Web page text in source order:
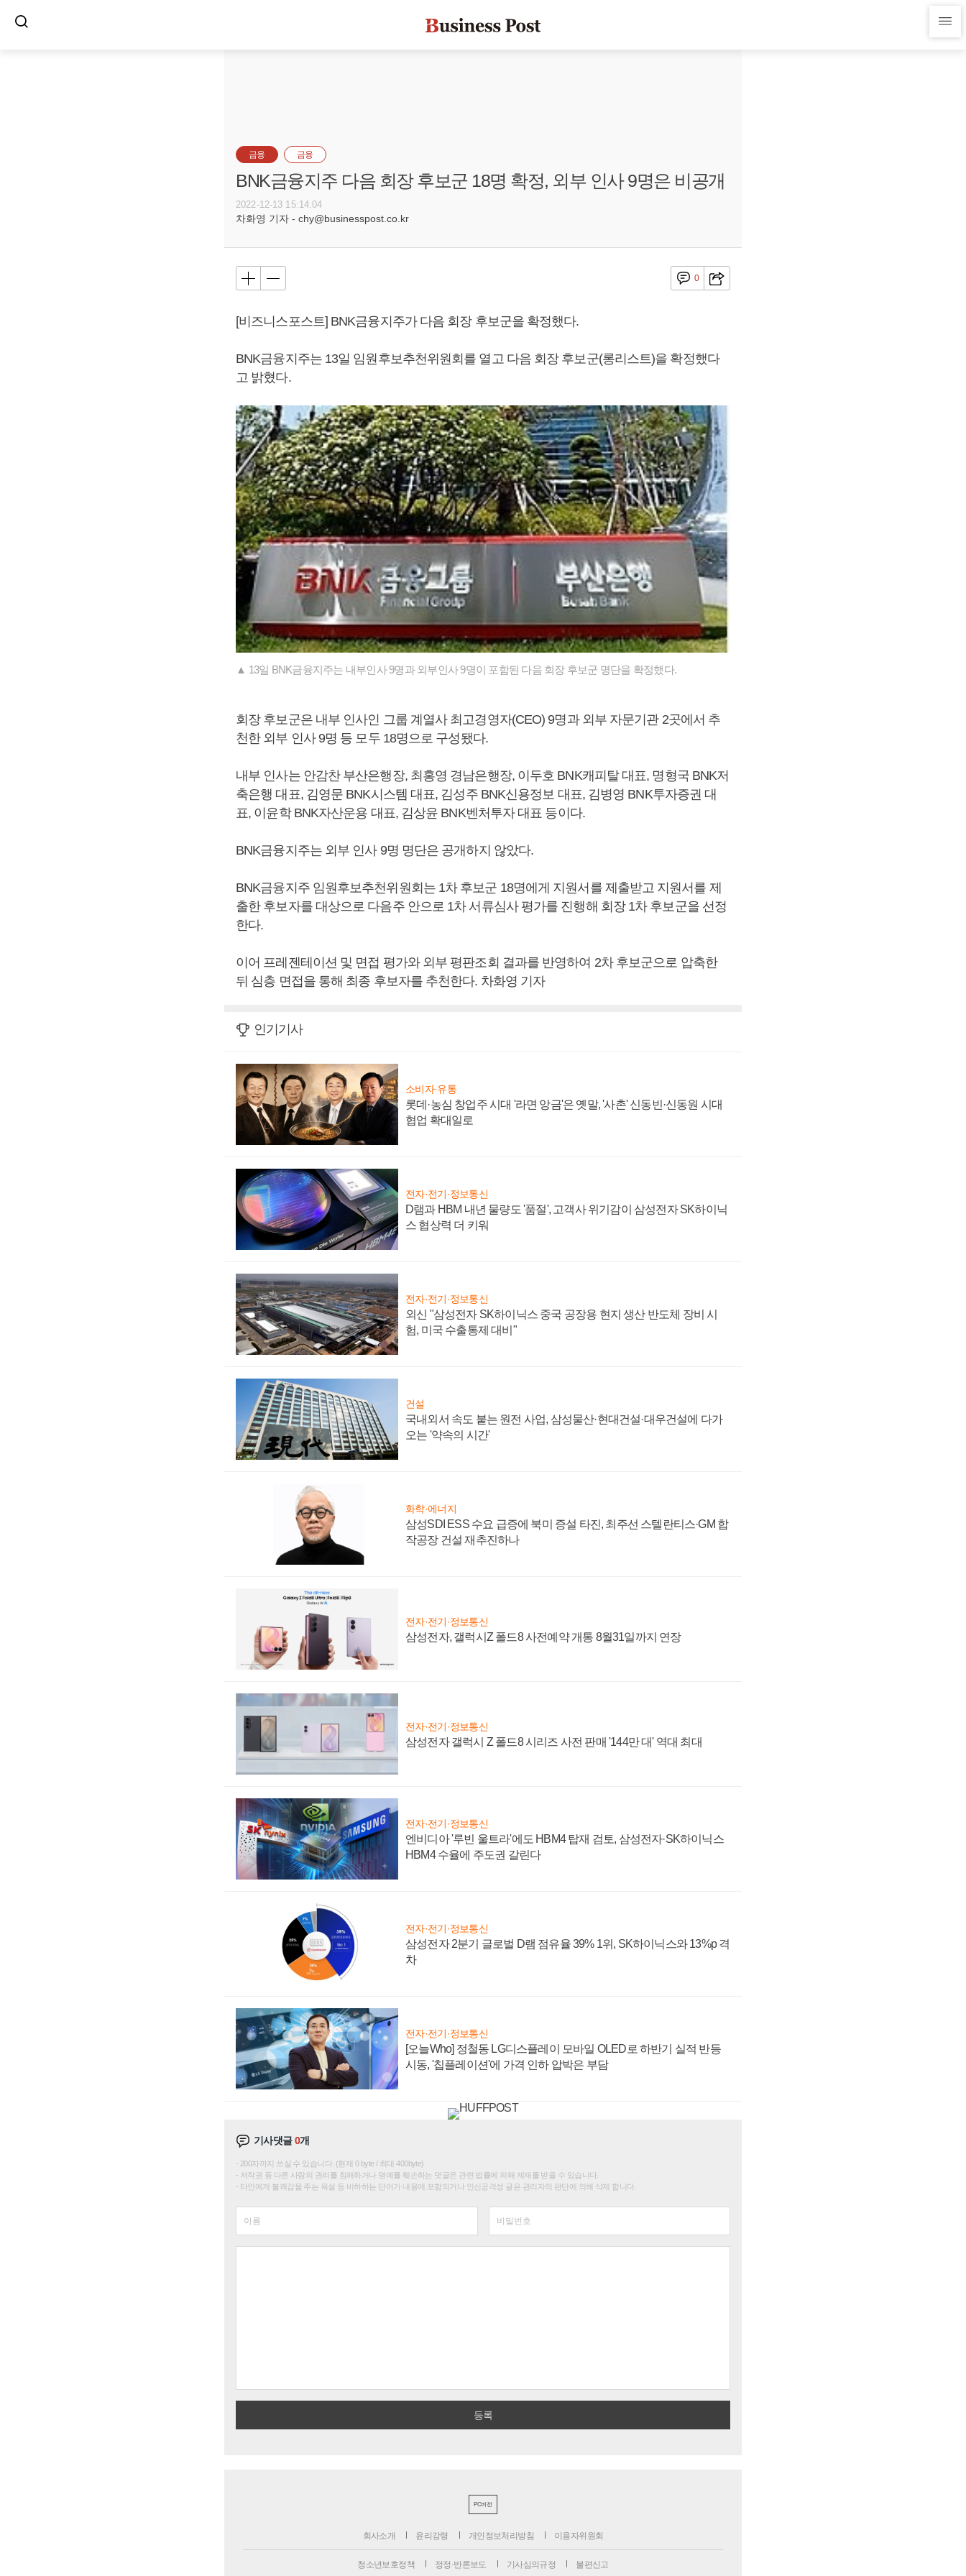
금융 금융
BNK금융지주 다음 회장 후보군 18명 확정, 외부 인사 9명은 비공개
2022-12-13 15:14:04
차화영 기자 - chy@businesspost.co.kr
0
[비즈니스포스트] BNK금융지주가 다음 회장 후보군을 확정했다.
BNK금융지주는 13일 임원후보추천위원회를 열고 다음 회장 후보군(롱리스트)을 확정했다
고 밝혔다.
▲ 13일 BNK금융지주는 내부인사 9명과 외부인사 9명이 포함된 다음 회장 후보군 명단을 확정했다.
회장 후보군은 내부 인사인 그룹 계열사 최고경영자(CEO) 9명과 외부 자문기관 2곳에서 추
천한 외부 인사 9명 등 모두 18명으로 구성됐다.
내부 인사는 안감찬 부산은행장, 최홍영 경남은행장, 이두호 BNK캐피탈 대표, 명형국 BNK저
축은행 대표, 김영문 BNK시스템 대표, 김성주 BNK신용정보 대표, 김병영 BNK투자증권 대
표, 이윤학 BNK자산운용 대표, 김상윤 BNK벤처투자 대표 등이다.
BNK금융지주는 외부 인사 9명 명단은 공개하지 않았다.
BNK금융지주 임원후보추천위원회는 1차 후보군 18명에게 지원서를 제출받고 지원서를 제
출한 후보자를 대상으로 다음주 안으로 1차 서류심사 평가를 진행해 회장 1차 후보군을 선정
한다.
이어 프레젠테이션 및 면접 평가와 외부 평판조회 결과를 반영하여 2차 후보군으로 압축한
뒤 심층 면접을 통해 최종 후보자를 추천한다. 차화영 기자
인기기사
소비자·유통
롯데·농심 창업주 시대 '라면 앙금'은 옛말, '사촌' 신동빈·신동원 시대
협업 확대일로
전자·전기·정보통신
D램과 HBM 내년 물량도 '품절', 고객사 위기감이 삼성전자 SK하이닉
스 협상력 더 키워
전자·전기·정보통신
외신 "삼성전자 SK하이닉스 중국 공장용 현지 생산 반도체 장비 시
험, 미국 수출통제 대비"
건설
국내외서 속도 붙는 원전 사업, 삼성물산·현대건설·대우건설에 다가
오는 '약속의 시간'
화학·에너지
삼성SDI ESS 수요 급증에 북미 증설 타진, 최주선 스텔란티스·GM 합
작공장 건설 재추진하나
전자·전기·정보통신
삼성전자, 갤럭시Z 폴드8 사전예약 개통 8월31일까지 연장
전자·전기·정보통신
삼성전자 갤럭시 Z 폴드8 시리즈 사전 판매 '144만 대' 역대 최대
전자·전기·정보통신
엔비디아 '루빈 울트라'에도 HBM4 탑재 검토, 삼성전자·SK하이닉스
HBM4 수율에 주도권 갈린다
전자·전기·정보통신
삼성전자 2분기 글로벌 D램 점유율 39% 1위, SK하이닉스와 13%p 격
차
전자·전기·정보통신
[오늘Who] 정철동 LG디스플레이 모바일 OLED로 하반기 실적 반등
시동, '칩플레이션'에 가격 인하 압박은 부담
기사댓글0개
200자까지 쓰실 수 있습니다. (현재 0 byte / 최대 400byte)
저작권 등 다른 사람의 권리를 침해하거나 명예를 훼손하는 댓글은 관련 법률에 의해 제재를 받을 수 있습니다.
타인에게 불쾌감을 주는 욕설 등 비하하는 단어가 내용에 포함되거나 인신공격성 글은 관리자의 판단에 의해 삭제 합니다.
PC버전
회사소개 윤리강령 개인정보처리방침 이용자위원회
청소년보호정책 정정·반론보도 기사심의규정 불편신고